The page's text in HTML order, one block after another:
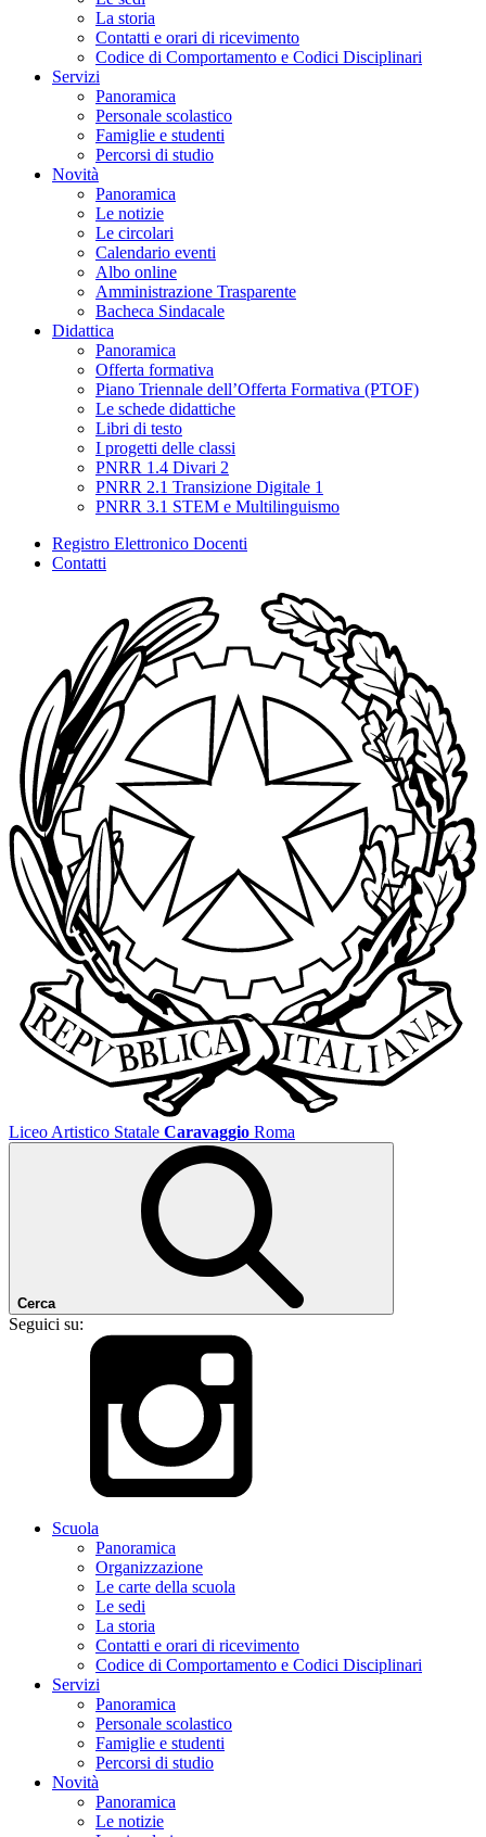
La storia
Contatti e orari di ricevimento
Codice di Comportamento e Codici Disciplinari
Servizi
Panoramica
Personale scolastico
Famiglie e studenti
Percorsi di studio
Novità
Panoramica
Le notizie
Le circolari
Calendario eventi
Albo online
Amministrazione Trasparente
Bacheca Sindacale
Didattica
Panoramica
Offerta formativa
Piano Triennale dell’Offerta Formativa (PTOF)
Le schede didattiche
Libri di testo
I progetti delle classi
PNRR 1.4 Divari 2
PNRR 2.1 Transizione Digitale 1
PNRR 3.1 STEM e Multilinguismo
Registro Elettronico Docenti
Contatti
Liceo Artistico Statale Caravaggio Roma
Cerca
Seguici su:
Scuola
Panoramica
Organizzazione
Le carte della scuola
Le sedi
La storia
Contatti e orari di ricevimento
Codice di Comportamento e Codici Disciplinari
Servizi
Panoramica
Personale scolastico
Famiglie e studenti
Percorsi di studio
Novità
Panoramica
Le notizie